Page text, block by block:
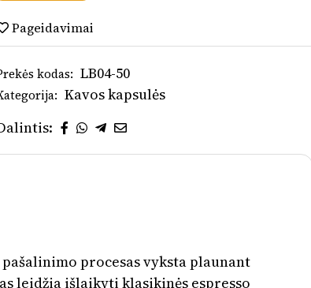
Pageidavimai
kodas: LB04-50
Kavos kapsulės
procesas vyksta plaunant
leidžia išlaikyti klasikinės espresso